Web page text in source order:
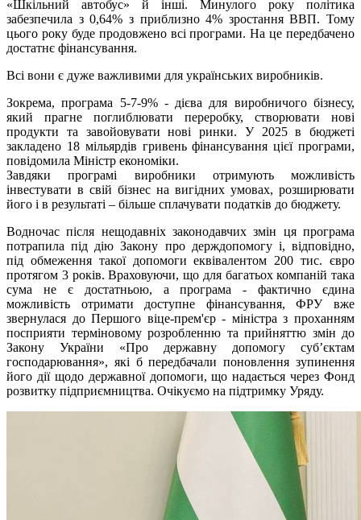
«Шкільний автобус» й інші. Минулого року політика
забезпечила з 0,64% з приблизно 4% зростання ВВП. Тому
цього року буде продовжено всі програми. На це передбачено
достатнє фінансування.
Всі вони є дуже важливими для українських виробників.
Зокрема, програма 5-7-9% - дієва для виробничого бізнесу,
який прагне поглиблювати переробку, створювати нові
продукти та завойовувати нові ринки. У 2025 в бюджеті
закладено 18 мільярдів гривень фінансування цієї програми,
повідомила Міністр економіки.
Завдяки програмі виробники отримують можливість
інвестувати в свій бізнес на вигідних умовах, розширювати
його і в результаті – більше сплачувати податків до бюджету.
Водночас після нещодавніх законодавчих змін ця програма
потрапила під дію Закону про держдопомогу і, відповідно,
під обмеження такої допомоги еквівалентом 200 тис. євро
протягом 3 років. Враховуючи, що для багатьох компаній така
сума не є достатньою, а програма - фактично єдина
можливість отримати доступне фінансування, ФРУ вже
звернулася до Першого віце-прем'єр - міністра з проханням
посприяти терміновому розробленню та прийняттю змін до
Закону України «Про державну допомогу суб’єктам
господарювання», які б передбачали поновлення зупинення
його дії щодо державної допомоги, що надається через Фонд
розвитку підприємництва. Очікуємо на підтримку Уряду.